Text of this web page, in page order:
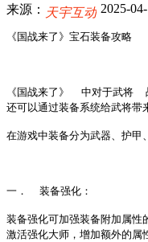
来源： 天宇互动 2025-
《国战来了》宝石装备攻略
《国战来了》 中对于武将
还可以通过装备系统给武将带
在游戏中装备分为武器、护甲
一． 装备强化：
装备强化可加强装备附加属性
激活强化大师，增加额外的属